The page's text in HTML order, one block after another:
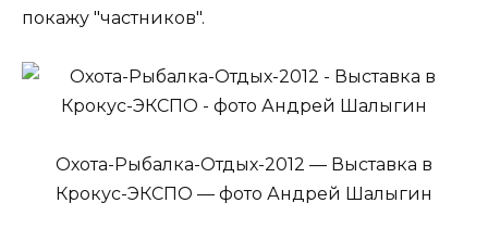
покажу "частников".
Охота-Рыбалка-Отдых-2012 — Выставка в
Крокус-ЭКСПО — фото Андрей Шалыгин